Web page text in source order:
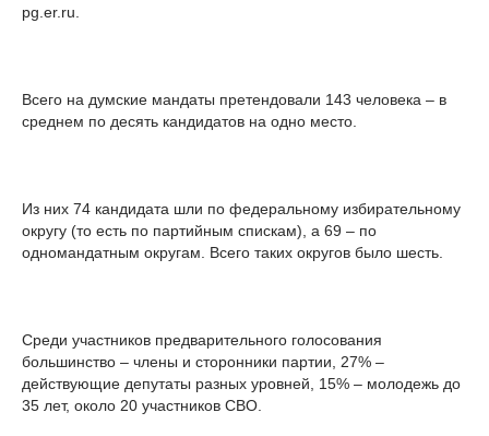
pg.er.ru.
Всего на думские мандаты претендовали 143 человека – в
среднем по десять кандидатов на одно место.
Из них 74 кандидата шли по федеральному избирательному
округу (то есть по партийным спискам), а 69 – по
одномандатным округам. Всего таких округов было шесть.
Среди участников предварительного голосования
большинство – члены и сторонники партии, 27% –
действующие депутаты разных уровней, 15% – молодежь до
35 лет, около 20 участников СВО.